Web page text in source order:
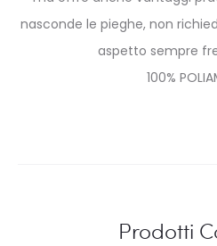
nasconde le pieghe, non
aspetto sempre
100%
Prodotti